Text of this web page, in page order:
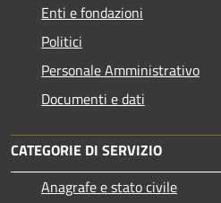
Enti e fondazioni
Politici
Personale Amministrativo
Documenti e dati
CATEGORIE DI SERVIZIO
Anagrafe e stato civile